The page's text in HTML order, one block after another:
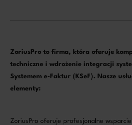
ZoriusPro to firma, która oferuje
techniczne i wdrożenie integracji
Systemem e-Faktur (KSeF). Nasze
elementy:
ZoriusPro oferuje profesjonalne